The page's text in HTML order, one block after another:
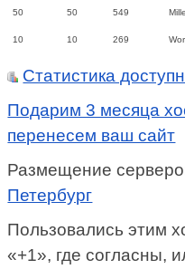
50 50 549
10 10 269
Статистика
Подарим 3 месяца
перенесем ваш сайт
Размещение
Петербург
Пользовались этим
«+1», где согласны,